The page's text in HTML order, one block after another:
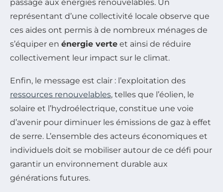
passage aux énergies renouvelables. Un
représentant d’une collectivité locale observe que
ces aides ont permis à de nombreux ménages de
s’équiper en énergie verte et ainsi de réduire
collectivement leur impact sur le climat.
Enfin, le message est clair : l’exploitation des
ressources renouvelables, telles que l’éolien, le
solaire et l’hydroélectrique, constitue une voie
d’avenir pour diminuer les émissions de gaz à effet
de serre. L’ensemble des acteurs économiques et
individuels doit se mobiliser autour de ce défi pour
garantir un environnement durable aux
générations futures.